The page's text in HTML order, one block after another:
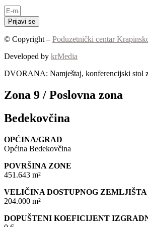
Prijavi se
© Copyright – Poduzetnički centar
Developed by krMedia
DVORANA: Namještaj, konferencijski stol
Zona 9 / Poslovna zona
Bedekovčina
OPĆINA/GRAD
Općina Bedekovčina
POVRŠINA ZONE
451.643 m²
VELIČINA DOSTUPNOG ZEMLJIŠTA
204.000 m²
DOPUŠTENI KOEFICIJENT